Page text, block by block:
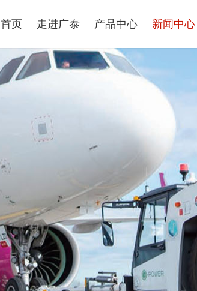
首页 走进广泰 产品中心 新闻中心